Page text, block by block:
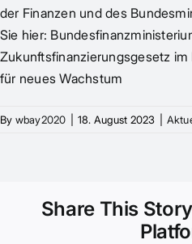
der Finanzen und des
Sie hier:
Zukunftsfinanzierungsgesetz
für neues Wachstum
By wbay2020 18. August 2023
Share This